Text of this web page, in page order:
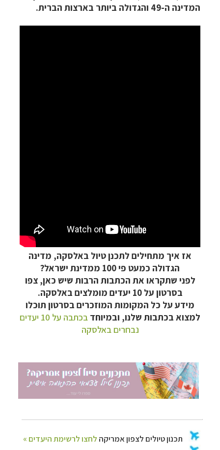
המדינה ה-49 והגדולה ביותר בארצות הברית
.
אז איך מתחילים לתכנן טיול באלסקה, מדינה
הגדולה כמעט פי 100 ממדינת ישראל?
לפני שתקראו את הכתבות הרבות שיש כאן, צפו
בסרטון על 10 יעדים מומלצים באלסקה.
מידע על כל המקומות המוזכרים בסרטון תוכלו
למצוא בכתבות שלנו, ובמיוחד
בכתבה על 10 יעדים
נבחרים באלסקה